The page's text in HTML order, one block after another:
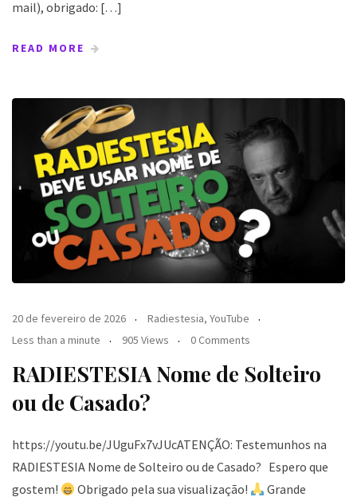
mail), obrigado: […]
READ MORE
20 de fevereiro de 2026 Radiestesia, YouTube
Less than a minute
905 Views 0 Comments
RADIESTESIA Nome de Solteiro
ou de Casado?
https://youtu.be/JUguFx7vJUcATENÇÃO: Testemunhos na
RADIESTESIA Nome de Solteiro ou de Casado? Espero que
gostem!
Obrigado pela sua visualização!
Grande